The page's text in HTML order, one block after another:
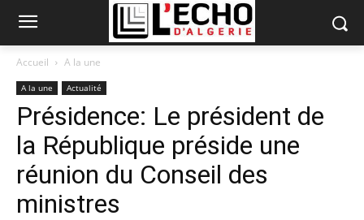
Accueil A la une
A la une Actualité
Présidence: Le président de
la République préside une
réunion du Conseil des
ministres